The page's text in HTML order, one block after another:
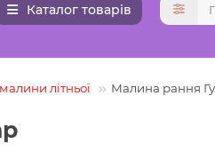
Каталог товарів
літньої Малина рання